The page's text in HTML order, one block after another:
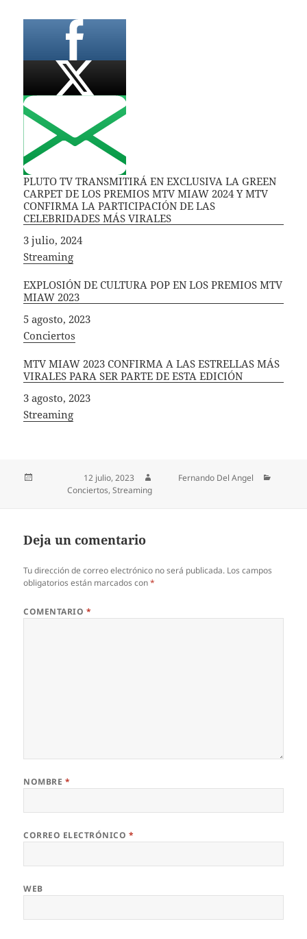
PLUTO TV TRANSMITIRÁ EN EXCLUSIVA LA GREEN
CARPET DE LOS PREMIOS MTV MIAW 2024 Y MTV
CONFIRMA LA PARTICIPACIÓN DE LAS
CELEBRIDADES MÁS VIRALES
Fecha
3 julio, 2024
In relation to
Streaming
EXPLOSIÓN DE CULTURA POP EN LOS PREMIOS MTV
MIAW 2023
Fecha
5 agosto, 2023
In relation to
Conciertos
MTV MIAW 2023 CONFIRMA A LAS ESTRELLAS MÁS
VIRALES PARA SER PARTE DE ESTA EDICIÓN
Fecha
3 agosto, 2023
In relation to
Streaming
12 julio, 2023
Fernando Del Angel
CategoríasConciertos,Streaming
Deja un comentario
Tu dirección de correo electrónico no será publicada. Los campos
obligatorios están marcados con*
COMENTARIO *
NOMBRE *
CORREO ELECTRÓNICO *
WEB